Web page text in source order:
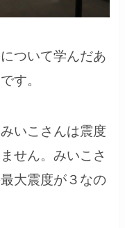
ついて学んだあ
す。
いこさんは震度
せん。みいこさ
大震度が３なの